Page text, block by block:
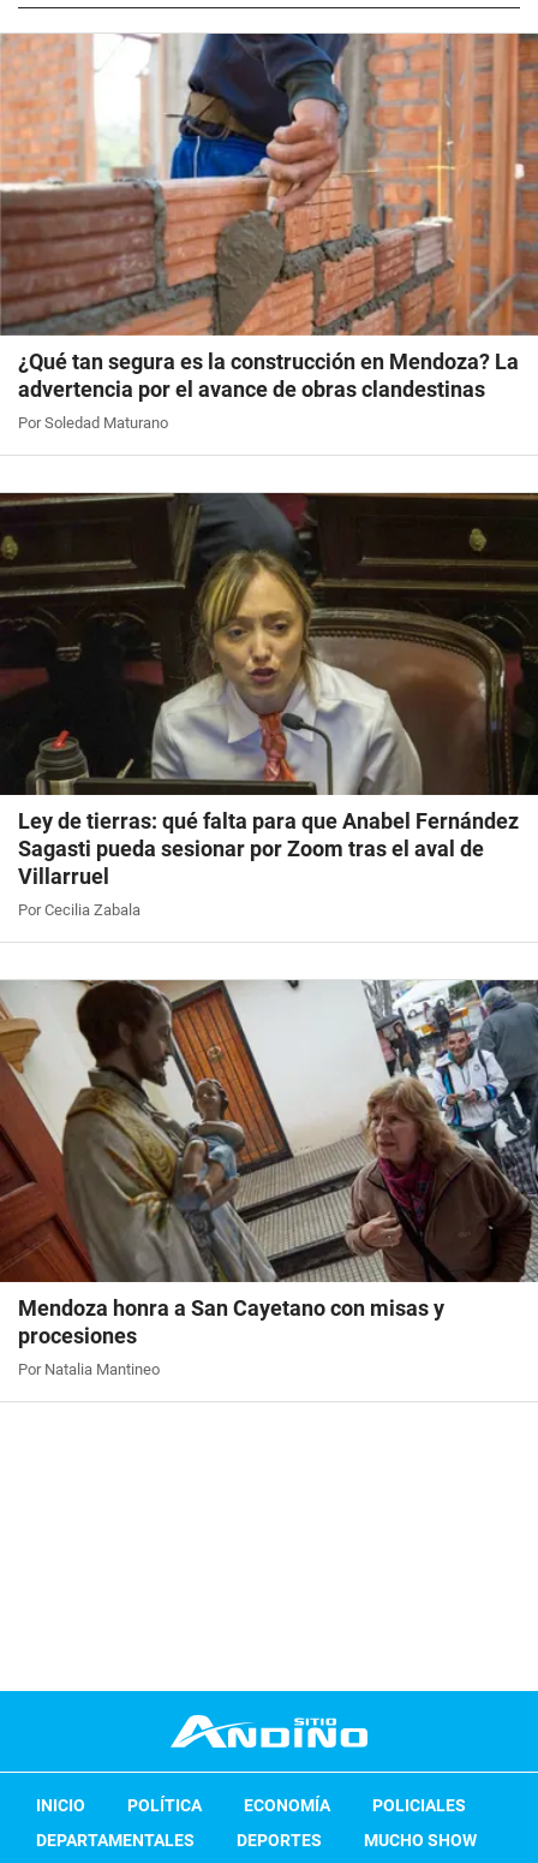
¿Qué tan segura es la construcción en Mendoza? La
advertencia por el avance de obras clandestinas
Por Soledad Maturano
Ley de tierras: qué falta para que Anabel Fernández
Sagasti pueda sesionar por Zoom tras el aval de
Villarruel
Por Cecilia Zabala
Mendoza honra a San Cayetano con misas y
procesiones
Por Natalia Mantineo
INICIO POLÍTICA ECONOMÍA
POLICIALES
DEPARTAMENTALES
DEPORTES MUCHO SHOW